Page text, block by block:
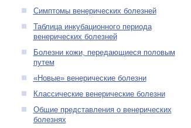
Симптомы венерических болезней
Таблица инкубационного периода
венерических болезней
Болезни кожи, передающиеся половым
путем
«Новые» венерические болезни
Классические венерические болезни
Общие представления о венерических
болезнях